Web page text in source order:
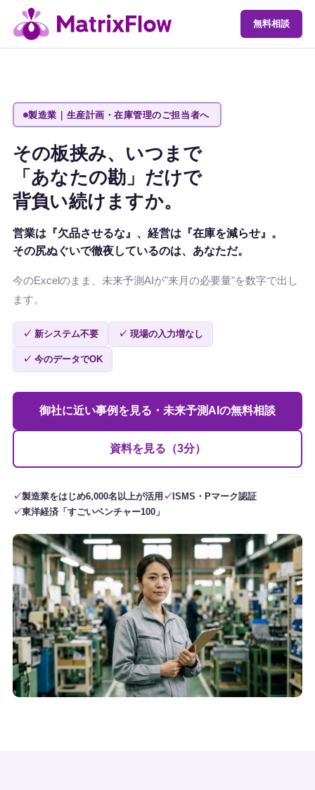
無料相談
製造業｜生産計画・在庫管理のご担当者へ
その板挟み、いつまで
「あなたの勘」だけで
背負い続けますか。
営業は『欠品させるな』、経営は『在庫を減らせ』。
その尻ぬぐいで徹夜しているのは、 あなただ。
今のExcelのまま、未来予測AIが"来月の必要量"を数字で出し
ます。
✓ 新システム不要 ✓ 現場の入力増なし
✓ 今のデータでOK
御社に近い事例を見る・未来予測AIの無料相談
資料を見る（3分）
製造業をはじめ6,000名以上が活用
ISMS・Pマーク認証
東洋経済「すごいベンチャー100」